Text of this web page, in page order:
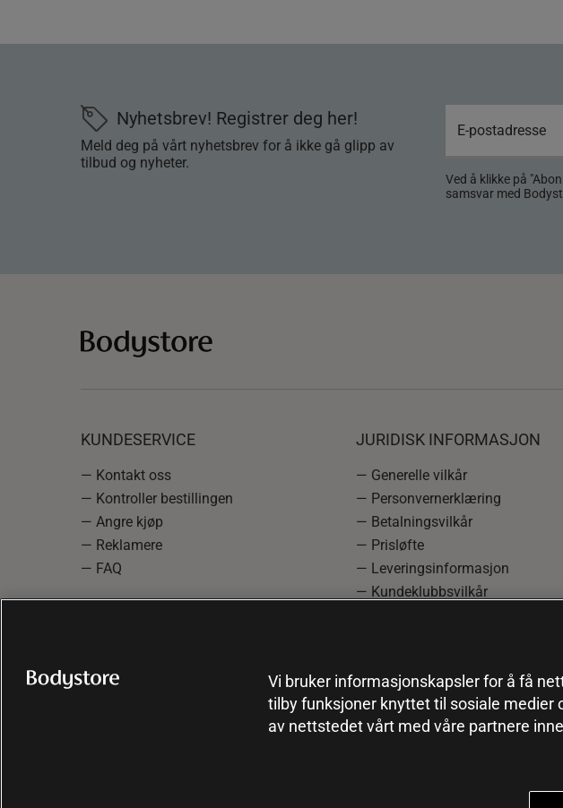
Nyhetsbrev! Registrer deg her!
Meld deg på vårt nyhetsbrev for å ikke gå glipp av
tilbud og nyheter.
Ved å klikke på
samsvar med
KUNDESERVICE
— Kontakt oss
— Kontroller bestillingen
— Angre kjøp
— Reklamere
— FAQ
JURIDISK INFORMASJON
— Generelle vilkår
— Personvernerklæring
— Betalningsvilkår
— Prisløfte
— Leveringsinformasjon
— Kundeklubbsvilkår
Vi bruker informasjonskapsler for å få
tilby funksjoner knyttet til sosiale medier
av nettstedet vårt med våre partnere